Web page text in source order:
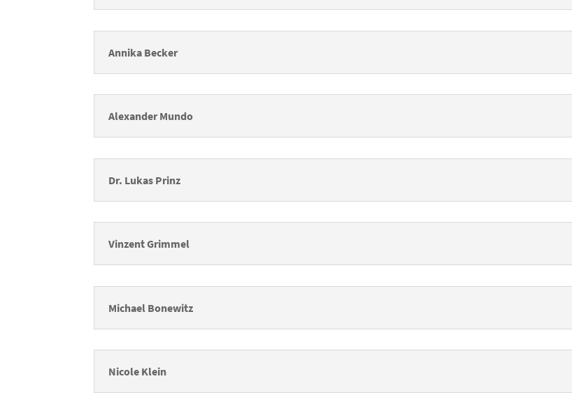
Annika Becker
Alexander Mundo
Dr. Lukas Prinz
Vinzent Grimmel
Michael Bonewitz
Nicole Klein